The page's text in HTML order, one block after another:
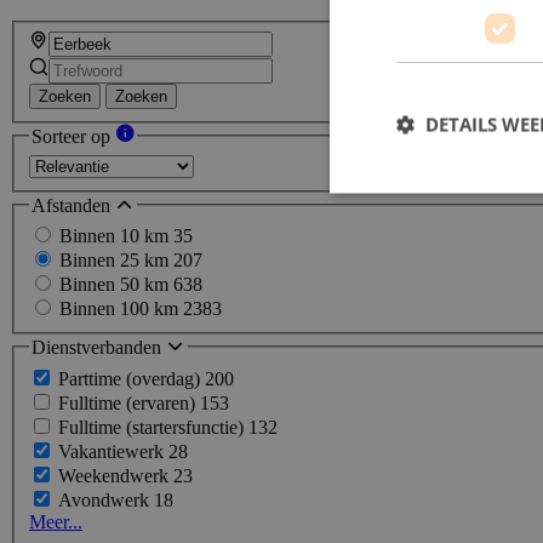
Zoeken Zoeken
Sorteer op
Afstanden
Binnen 10 km 35
Binnen 25 km 207
Binnen 50 km 638
Binnen 100 km 2383
Dienstverbanden
Parttime (overdag) 200
Fulltime (ervaren) 153
Fulltime (startersfunctie) 132
Vakantiewerk 28
Weekendwerk 23
Avondwerk 18
Meer...
DETAILS